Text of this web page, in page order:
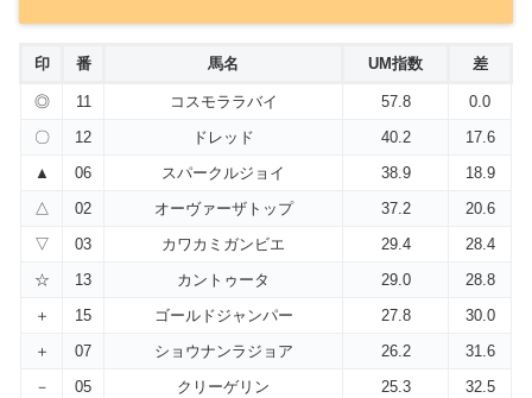
印 番 馬名 UM指数 差
◎ 11 コスモララバイ 57.8
0.0
〇
12 ドレッド 40.2
17.6
▲
06 スパークルジョイ 38.9
18.9
△
02 オーヴァーザトップ 37.2
20.6
▽
03 カワカミガンビエ 29.4
28.4
☆
13 カントゥータ 29.0
28.8
＋
15 ゴールドジャンパー 27.8
30.0
＋
07 ショウナンラジョア 26.2
31.6
－
05 クリーゲリン 25.3
32.5